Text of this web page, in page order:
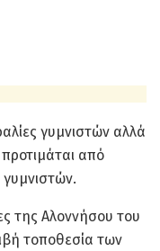
γυμνιστών αλλά
από
της Αλοννήσου του
τοποθεσία των